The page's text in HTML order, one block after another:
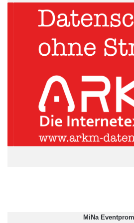
In diesem Zusammenhang geht es
ihr volles Potential ausschöpfen
um eine Generationsfrage oder
großen amerikanischen Vorzeige-
Google oder Apple wollen uns
Glaskästen und Kickertische der
Je flexibler und bunter der
Kulturveränderung als um rosa
MiNa